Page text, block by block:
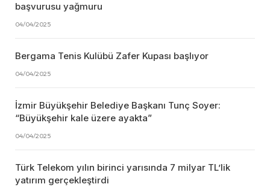
başvurusu yağmuru
04/04/2025
Bergama Tenis Kulübü Zafer Kupası başlıyor
04/04/2025
İzmir Büyükşehir Belediye Başkanı Tunç Soyer:
“Büyükşehir kale üzere ayakta”
04/04/2025
Türk Telekom yılın birinci yarısında 7 milyar TL’lik
yatırım gerçekleştirdi